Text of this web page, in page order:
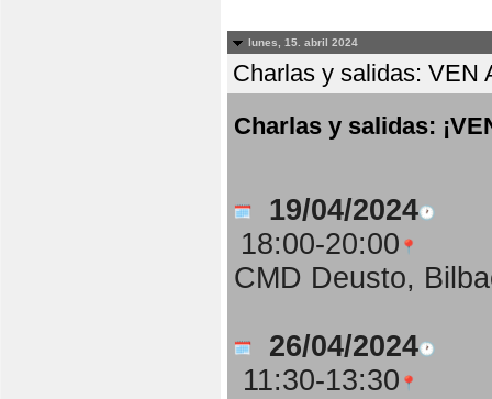
lunes, 15. abril 2024
Charlas y salidas: VEN
Charlas y salidas:
19/04/2024
18:00-20:00
CMD Deusto,
26/04/2024
11:30-13:30